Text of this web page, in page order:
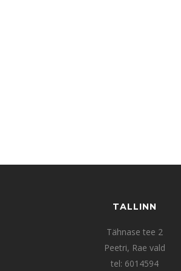
TALLINN
Tähnase tee 2
Peetri, Rae vald
tel: 6014594